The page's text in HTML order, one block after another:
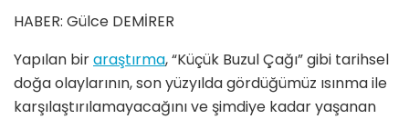
HABER: Gülce DEMİRER
Yapılan biraraştırma, “Küçük Buzul Çağı” gibi tarihsel
doğa olaylarının, son yüzyılda gördüğümüz ısınma ile
karşılaştırılamayacağını ve şimdiye kadar yaşanan